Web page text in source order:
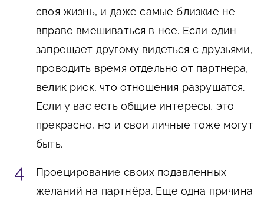
своя жизнь, и даже самые близкие не
вправе вмешиваться в нее. Если один
запрещает другому видеться с друзьями,
проводить время отдельно от партнера,
велик риск, что отношения разрушатся.
Если у вас есть общие интересы, это
прекрасно, но и свои личные тоже могут
быть.
Проецирование своих подавленных
желаний на партнёра. Еще одна причина